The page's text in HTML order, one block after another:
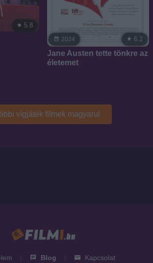
5.8
2024 6.2
Jane Austen tette tönkre az
életemet
vígjáték filmek magyarul
Blog Kapcsolat